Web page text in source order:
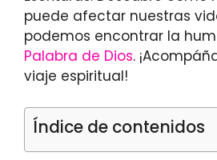
puede afectar nuestras
podemos encontrar la
Palabra de Dios.
viaje espiritual!
Índice de contenidos